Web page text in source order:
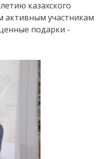
казахского
активным участникам
подарки -